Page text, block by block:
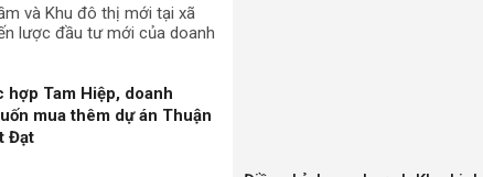
và Khu đô thị mới tại xã
lược đầu tư mới của doanh
hợp Tam Hiệp, doanh
mua thêm dự án Thuận
Đạt